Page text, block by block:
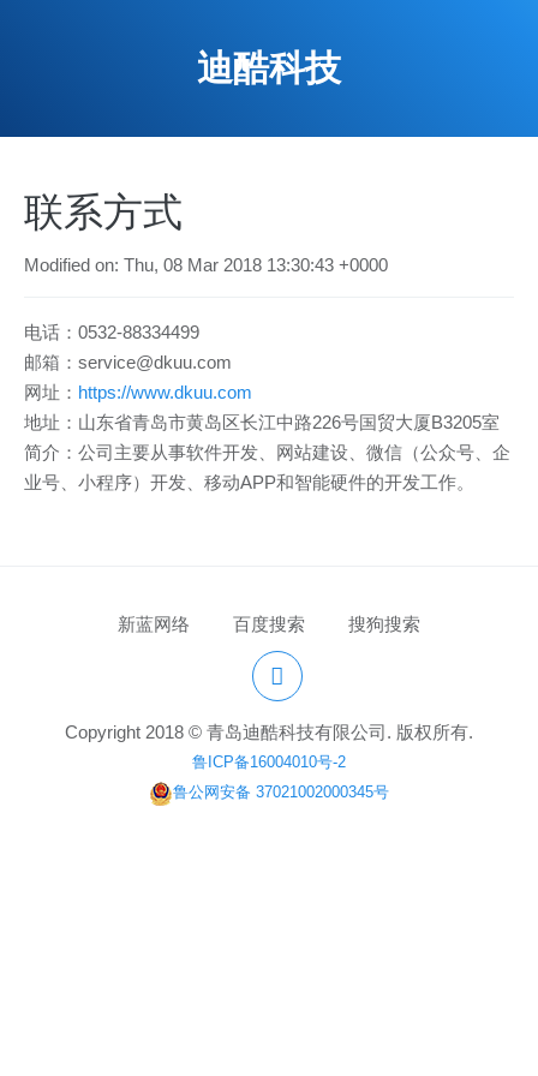
迪酷科技
联系方式
Modified on: Thu, 08 Mar 2018 13:30:43 +0000
电话：0532-88334499
邮箱：service@dkuu.com
网址： https://www.dkuu.com
地址：山东省青岛市黄岛区长江中路226号国贸大厦B3205室
简介：公司主要从事软件开发、网站建设、微信（公众号、企
业号、小程序）开发、移动APP和智能硬件的开发工作。
新蓝网络 百度搜索 搜狗搜索
Copyright 2018 © 青岛迪酷科技有限公司. 版权所有.
鲁ICP备16004010号-2
鲁公网安备 37021002000345号